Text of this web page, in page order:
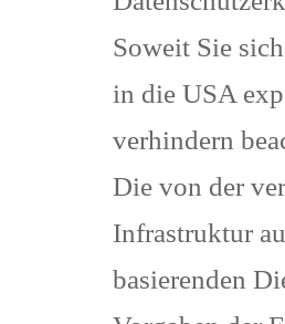
Soweit Sie
in die USA
verhindern
Die von der
Infrastruktur
basierenden